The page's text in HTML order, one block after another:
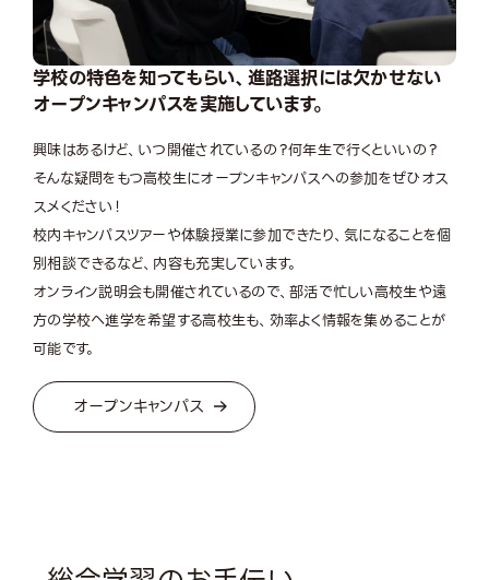
学校の特色を知ってもらい、進路選択には欠かせない
オープンキャンパスを実施しています。
興味はあるけど、いつ開催されているの？何年生で行くといいの？
そんな疑問をもつ高校生にオープンキャンパスへの参加をぜひオス
スメください！
校内キャンパスツアーや体験授業に参加できたり、気になることを個
別相談できるなど、内容も充実しています。
オンライン説明会も開催されているので、部活で忙しい高校生や遠
方の学校へ進学を希望する高校生も、効率よく情報を集めることが
可能です。
オープンキャンパス